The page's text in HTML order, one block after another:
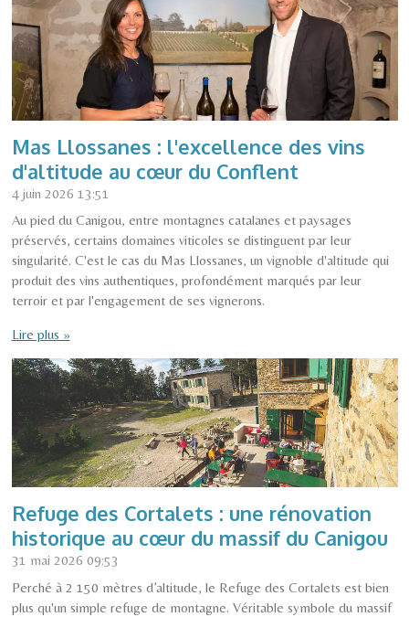
Mas Llossanes : l'excellence des vins
d'altitude au cœur du Conflent
4 juin 2026 13:51
Au pied du Canigou, entre montagnes catalanes et paysages
préservés, certains domaines viticoles se distinguent par leur
singularité. C'est le cas du Mas Llossanes, un vignoble d'altitude qui
produit des vins authentiques, profondément marqués par leur
terroir et par l'engagement de ses vignerons.
Lire plus »
Refuge des Cortalets : une rénovation
historique au cœur du massif du Canigou
31 mai 2026 09:53
Perché à 2 150 mètres d’altitude, le Refuge des Cortalets est bien
plus qu'un simple refuge de montagne. Véritable symbole du massif